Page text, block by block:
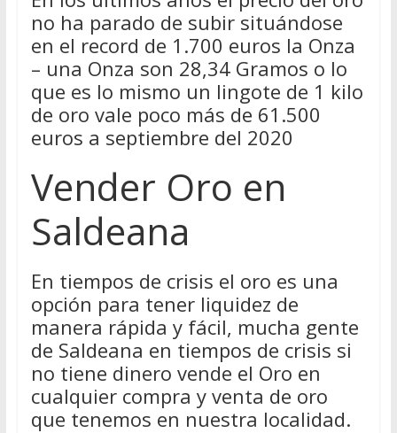
no ha parado de subir situándose
en el record de 1.700 euros la Onza
– una Onza son 28,34 Gramos o lo
que es lo mismo un lingote de 1 kilo
de oro vale poco más de 61.500
euros a septiembre del 2020
Vender Oro en
Saldeana
En tiempos de crisis el oro es una
opción para tener liquidez de
manera rápida y fácil, mucha gente
de Saldeana en tiempos de crisis si
no tiene dinero vende el Oro en
cualquier compra y venta de oro
que tenemos en nuestra localidad.